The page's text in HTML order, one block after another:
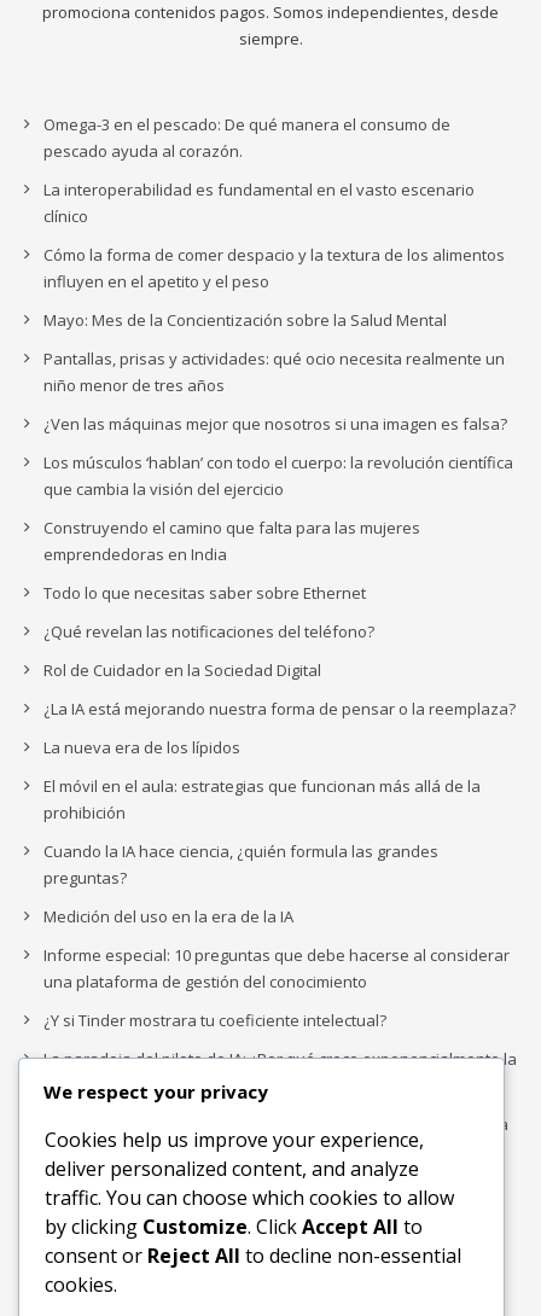
promociona contenidos pagos. Somos independientes, desde
siempre.
Omega-3 en el pescado: De qué manera el consumo de
pescado ayuda al corazón.
La interoperabilidad es fundamental en el vasto escenario
clínico
Cómo la forma de comer despacio y la textura de los alimentos
influyen en el apetito y el peso
Mayo: Mes de la Concientización sobre la Salud Mental
Pantallas, prisas y actividades: qué ocio necesita realmente un
niño menor de tres años
¿Ven las máquinas mejor que nosotros si una imagen es falsa?
Los músculos ‘hablan’ con todo el cuerpo: la revolución científica
que cambia la visión del ejercicio
Construyendo el camino que falta para las mujeres
emprendedoras en India
Todo lo que necesitas saber sobre Ethernet
¿Qué revelan las notificaciones del teléfono?
Rol de Cuidador en la Sociedad Digital
¿La IA está mejorando nuestra forma de pensar o la reemplaza?
La nueva era de los lípidos
El móvil en el aula: estrategias que funcionan más allá de la
prohibición
Cuando la IA hace ciencia, ¿quién formula las grandes
preguntas?
Medición del uso en la era de la IA
Informe especial: 10 preguntas que debe hacerse al considerar
una plataforma de gestión del conocimiento
¿Y si Tinder mostrara tu coeficiente intelectual?
La paradoja del piloto de IA: ¿Por qué crece exponencialmente la
complejidad de la IA empresarial?
Los organigramas de marketing se crearon para los canales. La
IA acaba de dejarlos obsoletos.
Buscar
Buscar
We respect your privacy
Cookies help us improve your experience,
deliver personalized content, and analyze
traffic. You can choose which cookies to allow
by clicking Customize. ClickAccept All to
consent or Reject All to decline non-essential
cookies.